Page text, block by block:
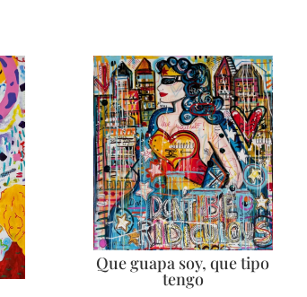
Que guapa soy, que tipo
tengo